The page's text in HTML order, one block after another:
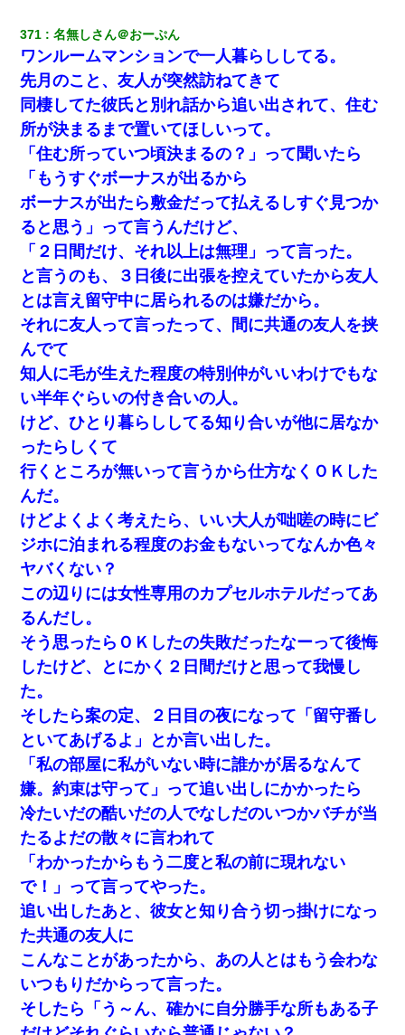
371 名無しさん＠おーぷん
ワンルームマンションで一人暮らししてる。
先月のこと、友人が突然訪ねてきて
同棲してた彼氏と別れ話から追い出されて、住む
所が決まるまで置いてほしいって。
「住む所っていつ頃決まるの？」って聞いたら
「もうすぐボーナスが出るから
ボーナスが出たら敷金だって払えるしすぐ見つか
ると思う」って言うんだけど、
「２日間だけ、それ以上は無理」って言った。
と言うのも、３日後に出張を控えていたから友人
とは言え留守中に居られるのは嫌だから。
それに友人って言ったって、間に共通の友人を挟
んでて
知人に毛が生えた程度の特別仲がいいわけでもな
い半年ぐらいの付き合いの人。
けど、ひとり暮らししてる知り合いが他に居なか
ったらしくて
行くところが無いって言うから仕方なくＯＫした
んだ。
けどよくよく考えたら、いい大人が咄嗟の時にビ
ジホに泊まれる程度のお金もないってなんか色々
ヤバくない？
この辺りには女性専用のカプセルホテルだってあ
るんだし。
そう思ったらＯＫしたの失敗だったなーって後悔
したけど、とにかく２日間だけと思って我慢し
た。
そしたら案の定、２日目の夜になって「留守番し
といてあげるよ」とか言い出した。
「私の部屋に私がいない時に誰かが居るなんて
嫌。約束は守って」って追い出しにかかったら
冷たいだの酷いだの人でなしだのいつかバチが当
たるよだの散々に言われて
「わかったからもう二度と私の前に現れない
で！」って言ってやった。
追い出したあと、彼女と知り合う切っ掛けになっ
た共通の友人に
こんなことがあったから、あの人とはもう会わな
いつもりだからって言った。
そしたら「う～ん、確かに自分勝手な所もある子